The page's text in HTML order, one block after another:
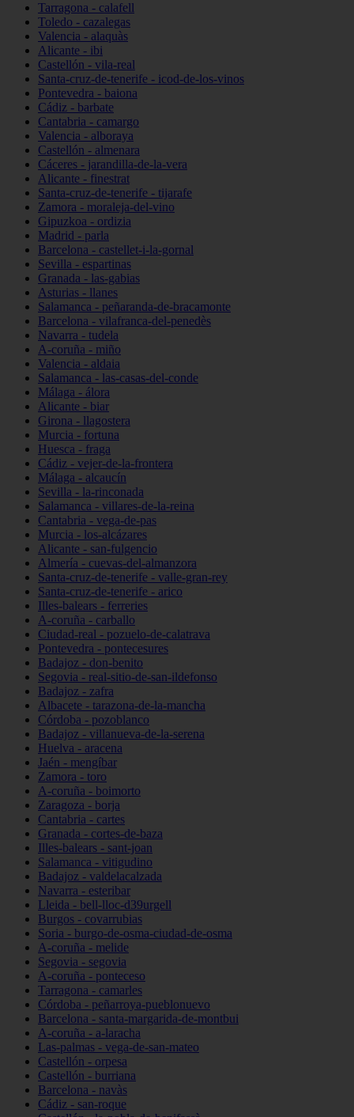
Tarragona - calafell
Toledo - cazalegas
Valencia - alaquàs
Alicante - ibi
Castellón - vila-real
Santa-cruz-de-tenerife - icod-de-los-vinos
Pontevedra - baiona
Cádiz - barbate
Cantabria - camargo
Valencia - alboraya
Castellón - almenara
Cáceres - jarandilla-de-la-vera
Alicante - finestrat
Santa-cruz-de-tenerife - tijarafe
Zamora - moraleja-del-vino
Gipuzkoa - ordizia
Madrid - parla
Barcelona - castellet-i-la-gornal
Sevilla - espartinas
Granada - las-gabias
Asturias - llanes
Salamanca - peñaranda-de-bracamonte
Barcelona - vilafranca-del-penedès
Navarra - tudela
A-coruña - miño
Valencia - aldaia
Salamanca - las-casas-del-conde
Málaga - álora
Alicante - biar
Girona - llagostera
Murcia - fortuna
Huesca - fraga
Cádiz - vejer-de-la-frontera
Málaga - alcaucín
Sevilla - la-rinconada
Salamanca - villares-de-la-reina
Cantabria - vega-de-pas
Murcia - los-alcázares
Alicante - san-fulgencio
Almería - cuevas-del-almanzora
Santa-cruz-de-tenerife - valle-gran-rey
Santa-cruz-de-tenerife - arico
Illes-balears - ferreries
A-coruña - carballo
Ciudad-real - pozuelo-de-calatrava
Pontevedra - pontecesures
Badajoz - don-benito
Segovia - real-sitio-de-san-ildefonso
Badajoz - zafra
Albacete - tarazona-de-la-mancha
Córdoba - pozoblanco
Badajoz - villanueva-de-la-serena
Huelva - aracena
Jaén - mengíbar
Zamora - toro
A-coruña - boimorto
Zaragoza - borja
Cantabria - cartes
Granada - cortes-de-baza
Illes-balears - sant-joan
Salamanca - vitigudino
Badajoz - valdelacalzada
Navarra - esteribar
Lleida - bell-lloc-d39urgell
Burgos - covarrubias
Soria - burgo-de-osma-ciudad-de-osma
A-coruña - melide
Segovia - segovia
A-coruña - ponteceso
Tarragona - camarles
Córdoba - peñarroya-pueblonuevo
Barcelona - santa-margarida-de-montbui
A-coruña - a-laracha
Las-palmas - vega-de-san-mateo
Castellón - orpesa
Castellón - burriana
Barcelona - navàs
Cádiz - san-roque